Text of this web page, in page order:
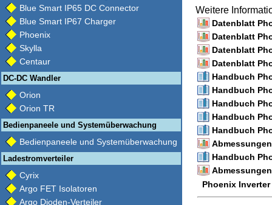
Blue Smart IP65 DC Connector
Blue Smart IP67 Charger
Phoenix
Skylla
Centaur
DC-DC Wandler
Orion
Orion TR
Bedienpaneele und Systemüberwachung
Bedienpaneele und Systemüberwachung
Ladestromverteiler
Cyrix
Argo FET Isolatoren
Argo Dioden-Verteiler
Weitere
Datenblatt
Datenblatt
Datenblatt
Datenblatt
Handbuch
Handbuch
Handbuch
Handbuch
Handbuch
Handbuch
Phoenix Inverter